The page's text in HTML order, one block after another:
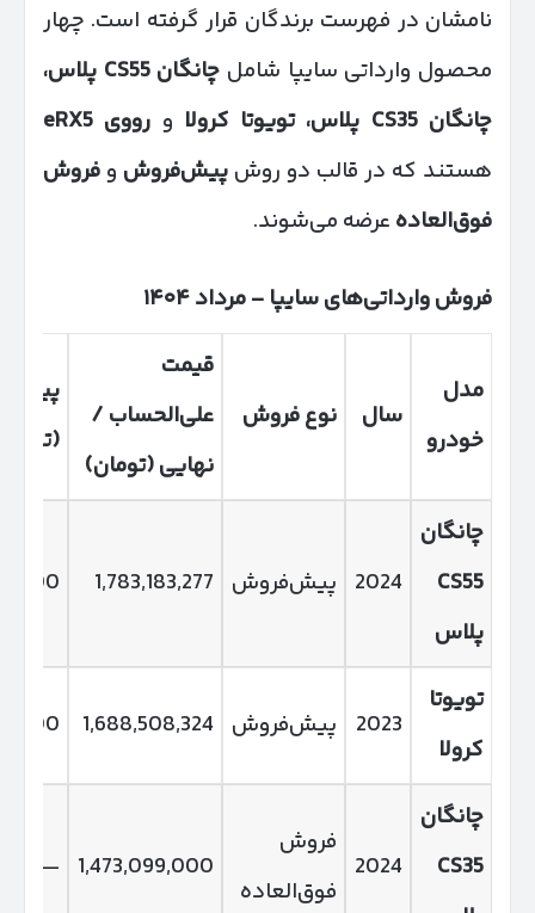
نامشان در فهرست برندگان قرار گرفته است. چهار
محصول وارداتی سایپا شامل چانگان CS55
پلاس،
چانگان CS35 پلاس، تویوتا کرولا و رووی
هستند که در قالب دو روش پیش‌فروش وفروش
فوق‌العاده عرضه می‌شوند.
فروش وارداتی‌های سایپا –مرداد۱۴۰۴
مدل
خودرو
سال نوع فروش
قیمت
علی‌الحساب /
نهایی (تومان)
چانگان
CS55
پلاس
2024 پیش‌فروش 1,783,183,277
تویوتا
کرولا
2023 پیش‌فروش 1,688,508,324
چانگان
CS35
2024
فروش
فوق‌العاده
1,473,099,000
—